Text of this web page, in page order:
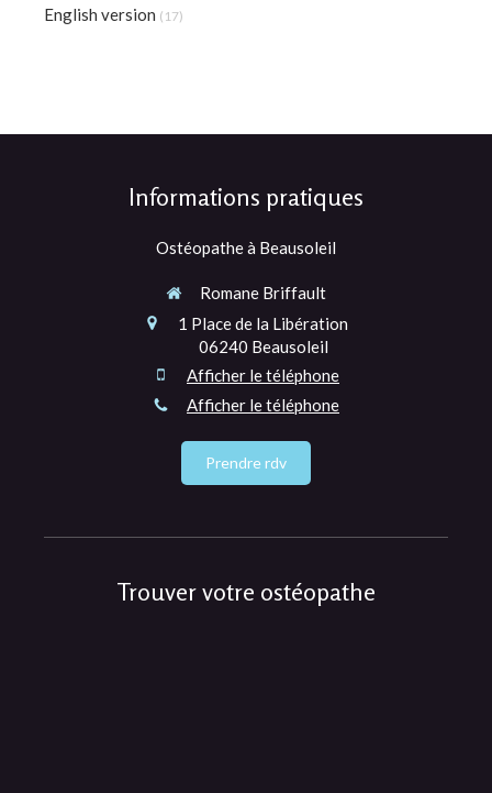
English version (17)
Informations pratiques
Ostéopathe à Beausoleil
Romane Briffault
1 Place de la Libération
06240 Beausoleil
Afficher le téléphone
Afficher le téléphone
Prendre rdv
Trouver votre ostéopathe